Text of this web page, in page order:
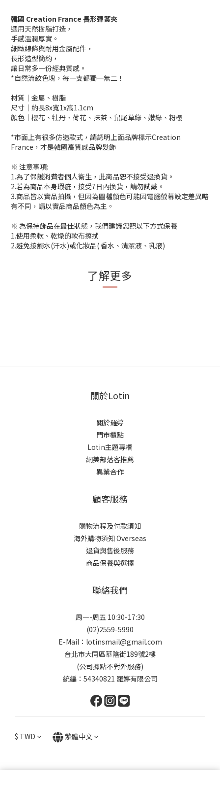
韓國 Creation France 長形彈簧夾
選用天然樹脂打造，
手感溫潤厚實。
細緻線條與耐用金屬配件，
長形造型簡約，
讓日常多一份經典質感。
*自然流紋色塊，每一支都獨一無二！
材質│金屬、樹脂
尺寸│約長8x寬1x高1.1cm
顏色│櫻花、牡丹、荷花、抹茶、鼠尾草綠、嫩綠、粉櫻
*市面上有很多仿造款式，請認明上面品牌標示Creation
France，才是韓國高質感品牌髮飾
※ 注意事項:
1.為了保護消費者個人衛生，此商品恕不接受退換貨。
2.若為商品本身瑕疵，接受7日內換貨，請勿試戴。
3.商品皆以實品拍攝，但因為圖檔顏色可能因電腦螢幕設定差異略
有不同，請以實品商品顏色為主。
※ 為保持飾品在最佳狀態，我們建議您照以下方式保養
1.使用柔軟、乾燥的軟布擦拭
2.避免接觸水(汗水)或化妝品( 香水、清潔液、乳液)
了解更多
關於Lotin
關於羅婷
門市櫃點
Lotin主題專欄
網美部落客推薦
異業合作
顧客服務
購物流程及付款須知
海外購物須知 Overseas
退貨與售後服務
商品保養與選擇
聯絡我們
周一-周五 10:30-17:30
(02)2559-5990
E-Mail：lotinsmail@gmail.com
台北市大同區華陰街189號2樓
(公司據點不對外服務)
統編：54340821 羅婷有限公司
$ TWD 繁體中文